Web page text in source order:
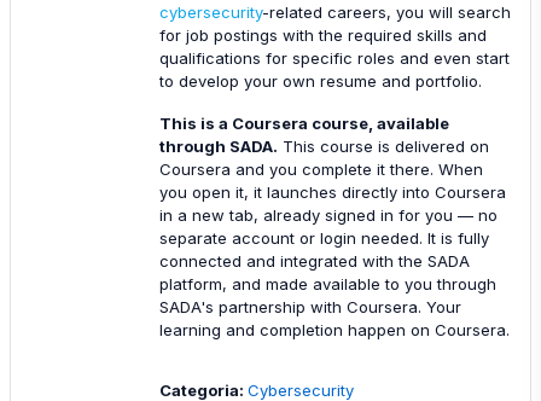
cybersecurity-related careers, you will search
for job postings with the required skills and
qualifications for specific roles and even start
to develop your own resume and portfolio.
This is a Coursera course, available
through SADA. This course is delivered on
Coursera and you complete it there. When
you open it, it launches directly into Coursera
in a new tab, already signed in for you — no
separate account or login needed. It is fully
connected and integrated with the SADA
platform, and made available to you through
SADA's partnership with Coursera. Your
learning and completion happen on Coursera.
Categoria: Cybersecurity